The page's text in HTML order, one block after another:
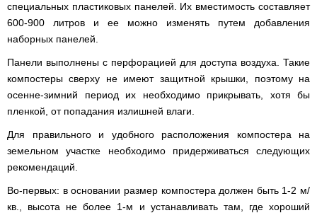
специальных пластиковых панелей. Их вместимость составляет
600-900 литров и ее можно изменять путем добавления
наборных панелей.
Панели выполнены с перфорацией для доступа воздуха. Такие
компостеры сверху не имеют защитной крышки, поэтому на
осенне-зимний период их необходимо прикрывать, хотя бы
пленкой, от попадания излишней влаги.
Для правильного и удобного расположения компостера на
земельном участке необходимо придерживаться следующих
рекомендаций.
Во-первых: в основании размер компостера должен быть 1-2 м/
кв., высота не более 1‑м и устанавливать там, где хороший